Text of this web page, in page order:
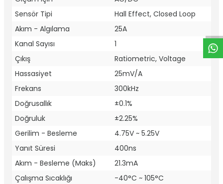
Sensör Tipi
Hall Effect, Closed Loop
Akım - Algılama
25A
Kanal Sayısı
1
Çıkış
Ratiometric, Voltage
Hassasiyet
25mV/A
Frekans
300kHz
Doğrusallık
±0.1%
Doğruluk
±2.25%
Gerilim - Besleme
4.75V ~ 5.25V
Yanıt Süresi
400ns
Akım - Besleme (Maks)
21.3mA
Çalışma Sıcaklığı
-40°C ~ 105°C